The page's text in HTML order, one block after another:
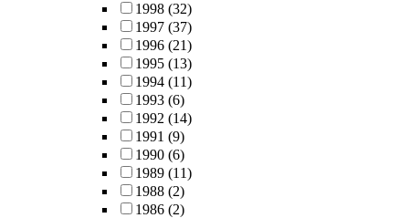
1998 (32)
1997 (37)
1996 (21)
1995 (13)
1994 (11)
1993 (6)
1992 (14)
1991 (9)
1990 (6)
1989 (11)
1988 (2)
1986 (2)